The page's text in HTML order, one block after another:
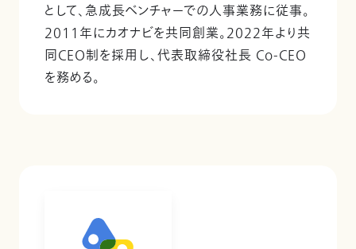
として、急成長ベンチャーでの人事業務に従事。
2011年にカオナビを共同創業。2022年より共
同CEO制を採用し、代表取締役社長 Co-CEO
を務める。